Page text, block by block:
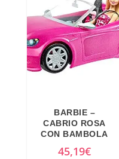
BARBIE –
CABRIO ROSA
CON BAMBOLA
45,19€